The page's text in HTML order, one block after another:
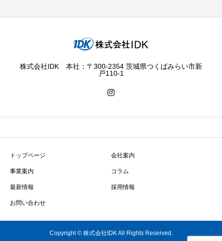
株式会社IDK 本社：〒300-2354 茨城県つくばみらい市新
戸110-1
トップページ 会社案内
事業案内 コラム
最新情報 採用情報
お問い合わせ
Copyright © 株式会社IDK All Rights Reserved.